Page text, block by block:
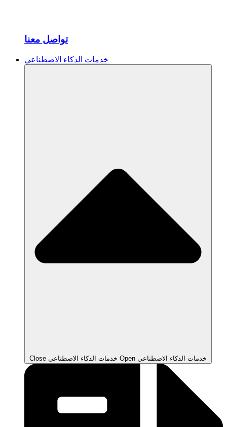
تواصل معنا
خدمات الذكاء الاصطناعي
Close خدمات الذكاء الاصطناعي Open خدمات الذكاء الاصطناعي